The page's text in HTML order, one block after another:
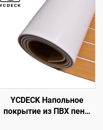
YCDECK Напольное
покрытие из ПВХ пены